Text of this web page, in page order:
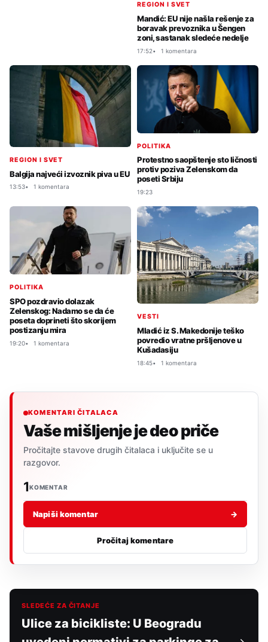
REGION I SVET
Mandić: EU nije našla rešenje za
boravak prevoznika u Šengen
zoni, sastanak sledeće nedelje
17:52 1 komentara
REGION I SVET
Balgija najveći izvoznik piva u EU
13:53 1 komentara
POLITIKA
Protestno saopštenje sto ličnosti
protiv poziva Zelenskom da
poseti Srbiju
19:23
POLITIKA
SPO pozdravio dolazak
Zelenskog: Nadamo se da će
poseta doprineti što skorijem
postizanju mira
19:20 1 komentara
VESTI
Mladić iz S. Makedonije teško
povredio vratne pršljenove u
Kušadasiju
18:45 1 komentara
KOMENTARI ČITALACA
Vaše mišljenje je deo priče
Pročitajte stavove drugih čitalaca i uključite se u
razgovor.
1KOMENTAR
Napiši komentar →
Pročitaj komentare
SLEDEĆE ZA ČITANJE
Ulice za bicikliste: U Beogradu